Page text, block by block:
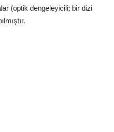
(optik dengeleyicili; bir dizi